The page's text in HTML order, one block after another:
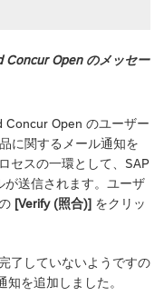
Concur Open のメッセー
Concur Open のユーザー
に関するメール通知を
セスの一環として、SAP
送信されます。ユーザ
[Verify (照合)] をクリッ
了していないようですの
を追加しました。